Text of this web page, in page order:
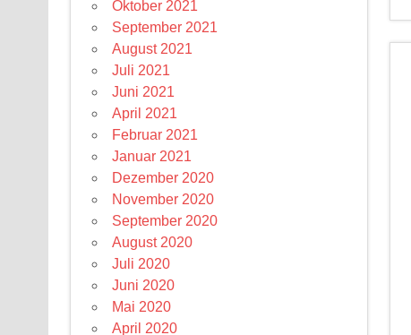
Oktober 2021
September 2021
August 2021
Juli 2021
Juni 2021
April 2021
Februar 2021
Januar 2021
Dezember 2020
November 2020
September 2020
August 2020
Juli 2020
Juni 2020
Mai 2020
April 2020